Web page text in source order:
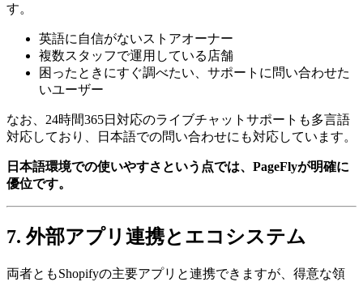
す。
英語に自信がないストアオーナー
複数スタッフで運用している店舗
困ったときにすぐ調べたい、サポートに問い合わせた
いユーザー
なお、24時間365日対応のライブチャットサポートも多言語
対応しており、日本語での問い合わせにも対応しています。
日本語環境での使いやすさという点では、PageFlyが明確に
優位です。
7. 外部アプリ連携とエコシステム
両者ともShopifyの主要アプリと連携できますが、得意な領